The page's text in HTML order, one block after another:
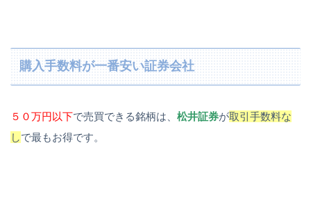
購入手数料が一番安い証券会社
５０万円以下で売買できる銘柄は、 松井証券が取引手数料な
しで最もお得です。